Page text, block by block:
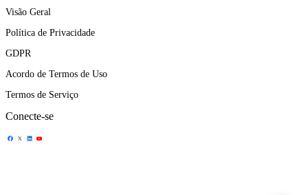
Visão Geral
Política de Privacidade
GDPR
Acordo de Termos de Uso
Termos de Serviço
Conecte-se
Ícone de Compartilhamento
Ícone de Compartilhamento
Ícone de Compartilhamento
Ícone de Compartilhamento